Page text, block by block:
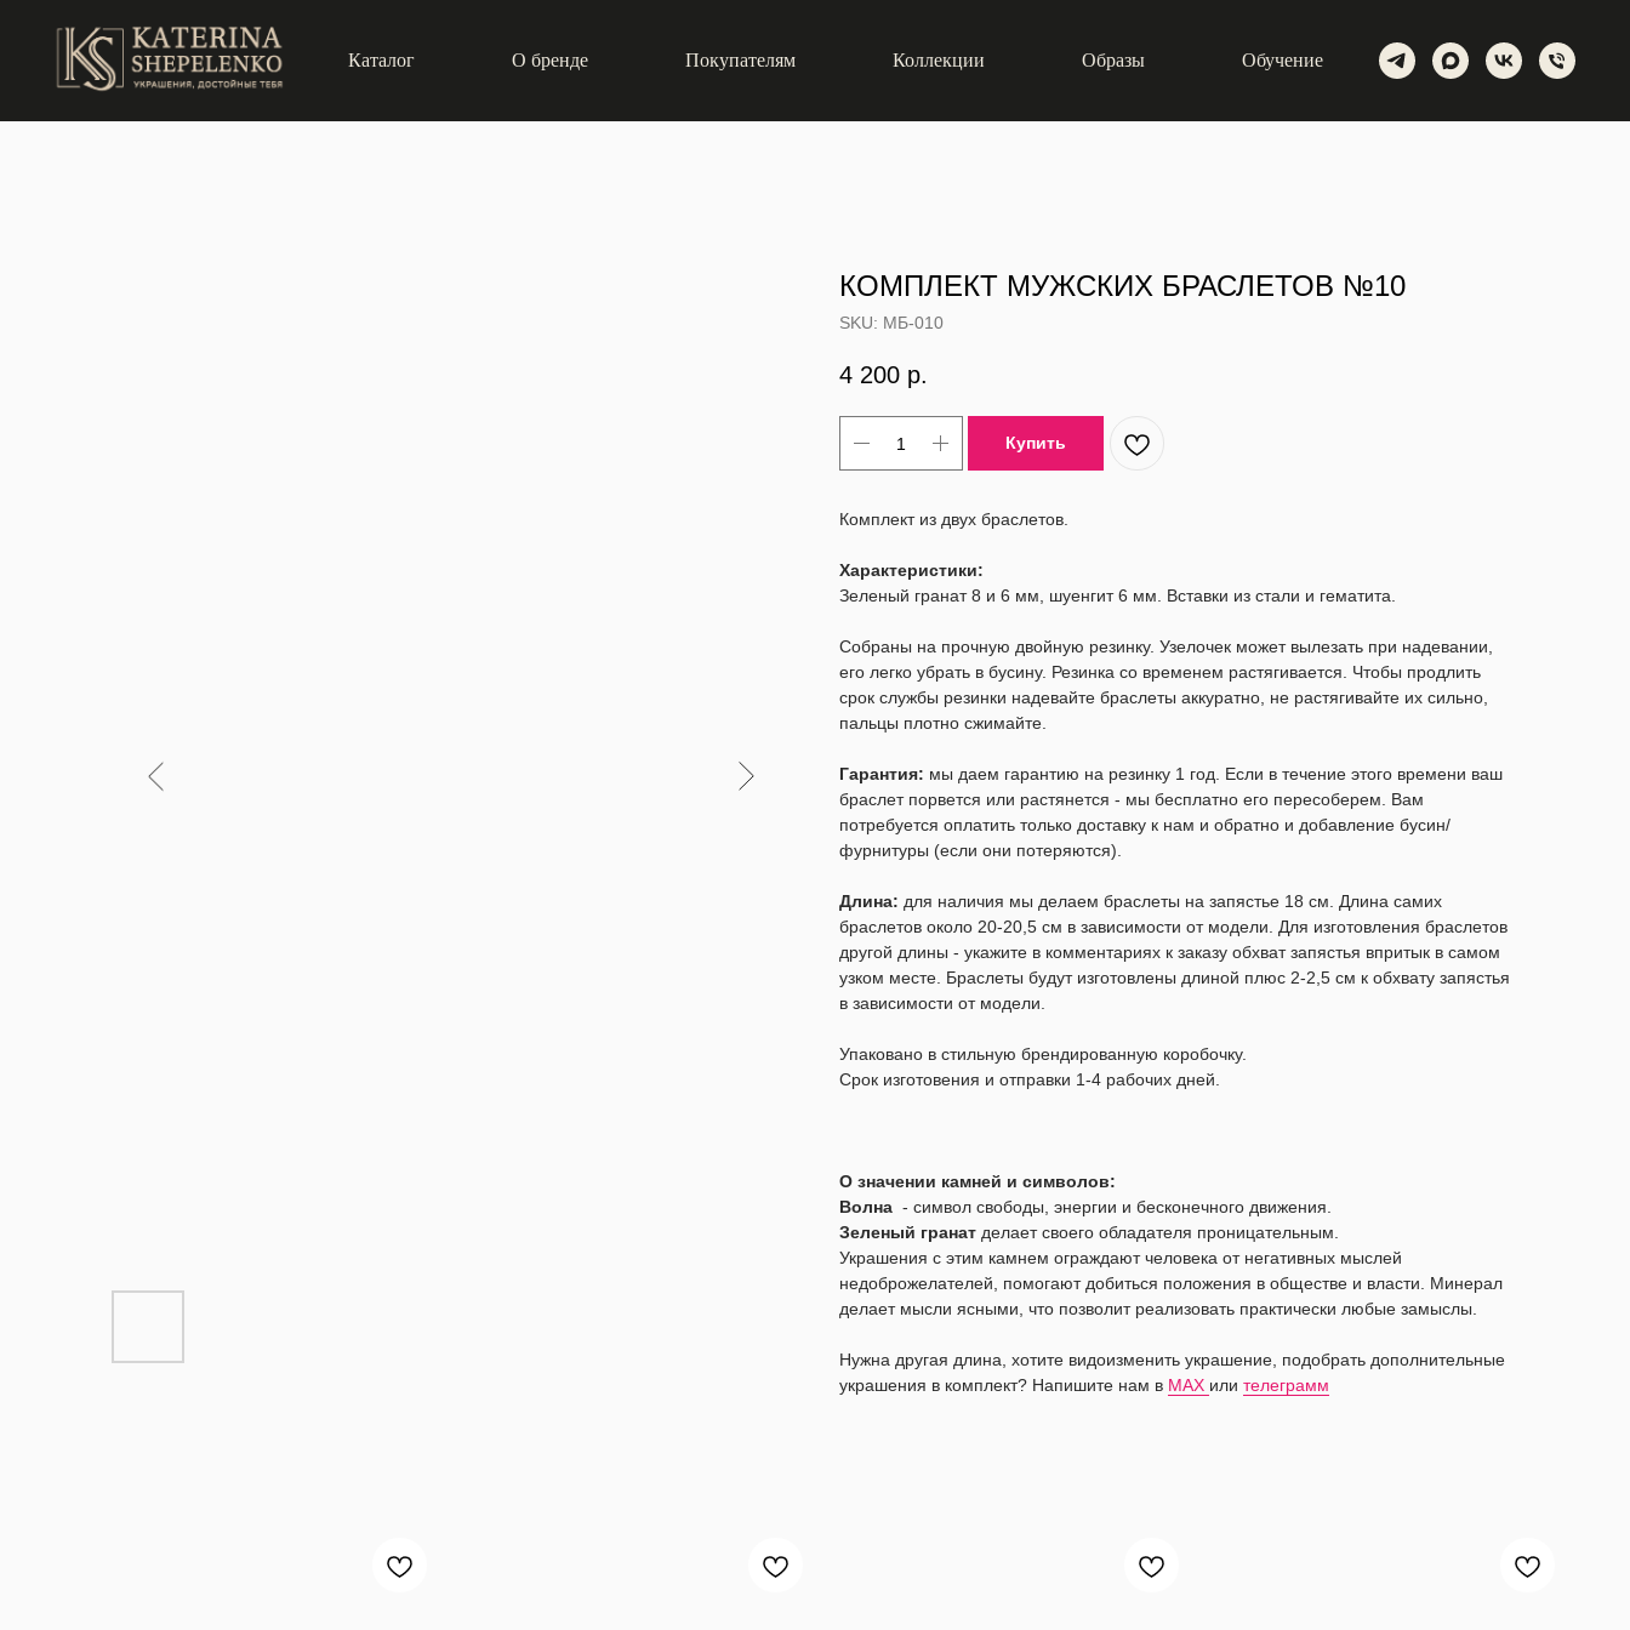
Каталог О бренде Покупателям Коллекции Образы Обучение
КОМПЛЕКТ МУЖСКИХ БРАСЛЕТОВ №10
SKU: МБ-010
4 200 р.
Купить
Комплект из двух браслетов.
Характеристики:
Зеленый гранат 8 и 6 мм, шуенгит 6 мм. Вставки из стали и гематита.
Собраны на прочную двойную резинку. Узелочек может вылезать при надевании,
его легко убрать в бусину. Резинка со временем растягивается. Чтобы продлить
срок службы резинки надевайте браслеты аккуратно, не растягивайте их сильно,
пальцы плотно сжимайте.
Гарантия: мы даем гарантию на резинку 1 год. Если в течение этого времени ваш
браслет порвется или растянется - мы бесплатно его пересоберем. Вам
потребуется оплатить только доставку к нам и обратно и добавление бусин/
фурнитуры (если они потеряются).
Длина: для наличия мы делаем браслеты на запястье 18 см. Длина самих
браслетов около 20-20,5 см в зависимости от модели. Для изготовления браслетов
другой длины - укажите в комментариях к заказу обхват запястья впритык в самом
узком месте. Браслеты будут изготовлены длиной плюс 2-2,5 см к обхвату запястья
в зависимости от модели.
Упаковано в стильную брендированную коробочку.
Срок изготовения и отправки 1-4 рабочих дней.
О значении камней и символов:
Волна - символ свободы, энергии и бесконечного движения.
Зеленый гранат делает своего обладателя проницательным.
Украшения с этим камнем ограждают человека от негативных мыслей
недоброжелателей, помогают добиться положения в обществе и власти. Минерал
делает мысли ясными, что позволит реализовать практически любые замыслы.
Нужна другая длина, хотите видоизменить украшение, подобрать дополнительные
украшения в комплект? Напишите нам в MAX или телеграмм